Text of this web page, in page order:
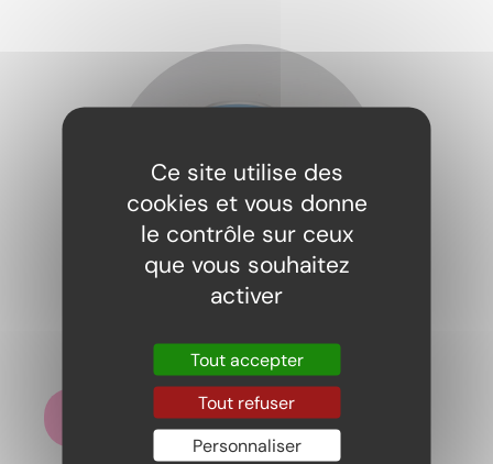
2,20€
Ajouter au panier
Ce site utilise des
cookies et vous donne
le contrôle sur ceux
que vous souhaitez
activer
Tout accepter
Tout refuser
Personnaliser